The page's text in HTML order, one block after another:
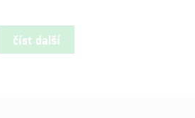
číst další